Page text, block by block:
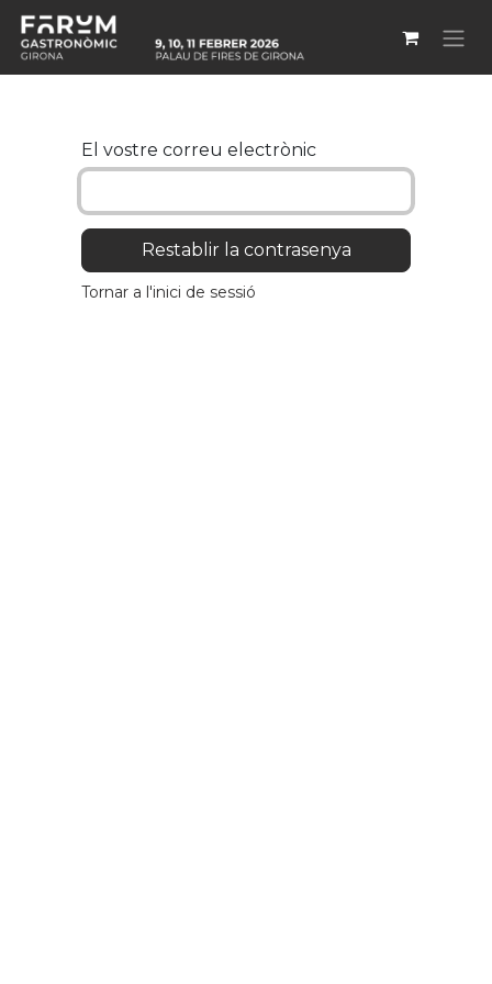
Skip to Content
El vostre correu electrònic
Restablir la contrasenya
Tornar a l'inici de sessió